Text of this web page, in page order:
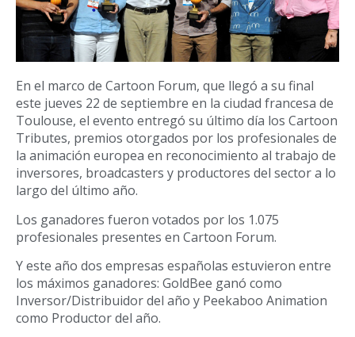
En el marco de Cartoon Forum, que llegó a su final
este jueves 22 de septiembre en la ciudad francesa de
Toulouse, el evento entregó su último día los Cartoon
Tributes, premios otorgados por los profesionales de
la animación europea en reconocimiento al trabajo de
inversores, broadcasters y productores del sector a lo
largo del último año.
Los ganadores fueron votados por los 1.075
profesionales presentes en Cartoon Forum.
Y este año dos empresas españolas estuvieron entre
los máximos ganadores: GoldBee ganó como
Inversor/Distribuidor del año y Peekaboo Animation
como Productor del año.